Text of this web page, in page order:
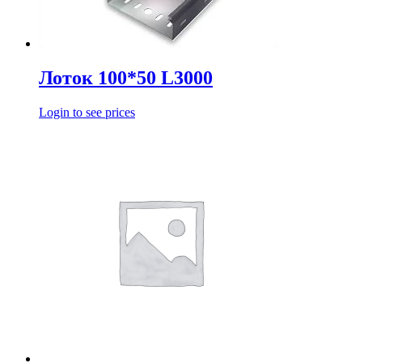
Лоток 100*50 L3000
Login to see prices